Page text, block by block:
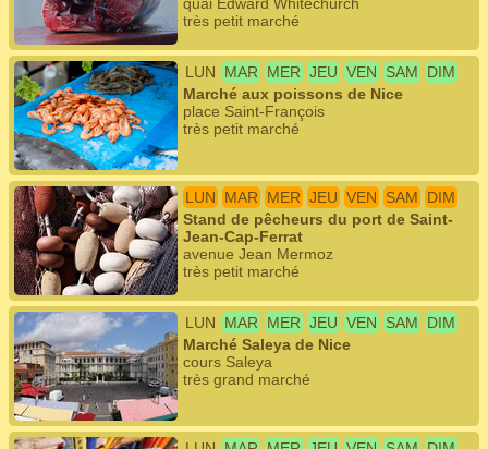
très petit marché
LUN MAR MER JEU VEN SAM
DIM
Marché aux poissons de Nice
place Saint-François
très petit marché
LUN MAR MER JEU VEN SAM
DIM
Stand de pêcheurs du port de Saint-
Jean-Cap-Ferrat
avenue Jean Mermoz
très petit marché
LUN MAR MER JEU VEN SAM
DIM
Marché Saleya de Nice
cours Saleya
très grand marché